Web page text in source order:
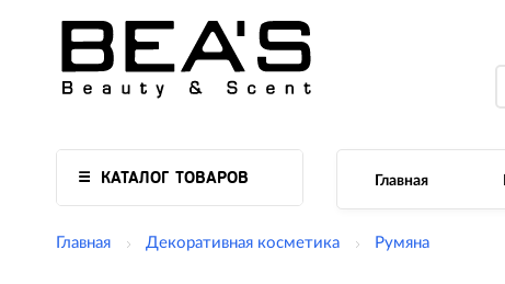
КАТАЛОГ ТОВАРОВ Главная
Главная Декоративная косметика Румяна